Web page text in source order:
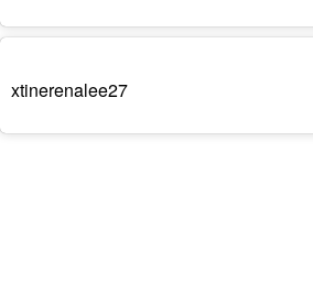
xtinerenalee27